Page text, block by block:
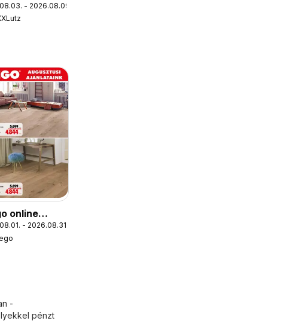
- 2026.08.09.
online
08
- 2026.08.31.
-
pénzt